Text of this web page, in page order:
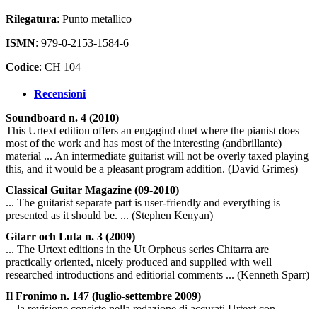
Rilegatura: Punto metallico
ISMN: 979-0-2153-1584-6
Codice: CH 104
Recensioni
Soundboard n. 4 (2010)
This Urtext edition offers an engagind duet where the pianist does
most of the work and has most of the interesting (andbrillante)
material ... An intermediate guitarist will not be overly taxed playing
this, and it would be a pleasant program addition. (David Grimes)
Classical Guitar Magazine (09-2010)
... The guitarist separate part is user-friendly and everything is
presented as it should be. ... (Stephen Kenyan)
Gitarr och Luta n. 3 (2009)
... The Urtext editions in the Ut Orpheus series Chitarra are
practically oriented, nicely produced and supplied with well
researched introductions and editiorial comments ... (Kenneth Sparr)
Il Fronimo n. 147 (luglio-settembre 2009)